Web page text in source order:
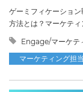
ゲーミフィケーショ
方法とは？マーケテ
ます。
Engage/マーケテ
マーケティング担当